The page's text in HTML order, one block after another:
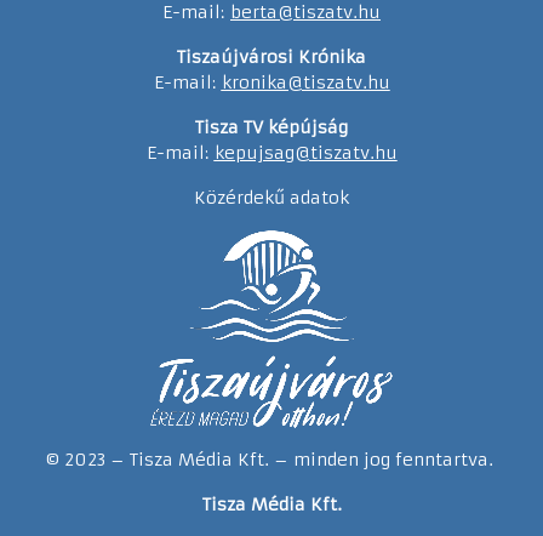
E-mail: berta@tiszatv.hu
Tiszaújvárosi Krónika
E-mail: kronika@tiszatv.hu
Tisza TV képújság
E-mail: kepujsag@tiszatv.hu
Közérdekű adatok
© 2023 – Tisza Média Kft. – minden jog fenntartva.
Tisza Média Kft.